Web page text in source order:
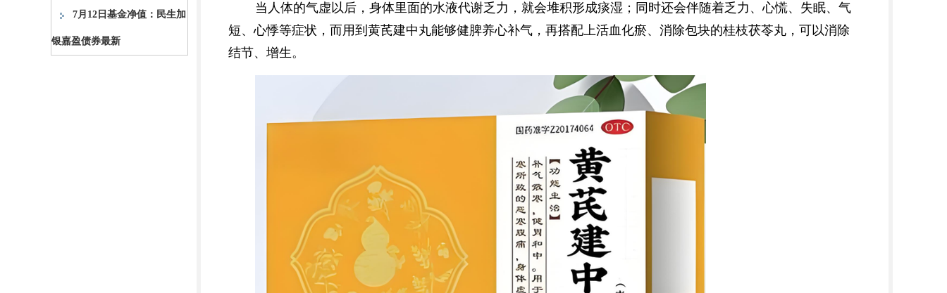
7月12日基金净值：民生加
银嘉盈债券最新
当人体的气虚以后，身体里面的水液代谢乏力，就会堆积形成痰湿；同时还会伴随着乏力、心慌、失眠、气
短、心悸等症状，而用到黄芪建中丸能够健脾养心补气，再搭配上活血化瘀、消除包块的桂枝茯苓丸，可以消除
结节、增生。